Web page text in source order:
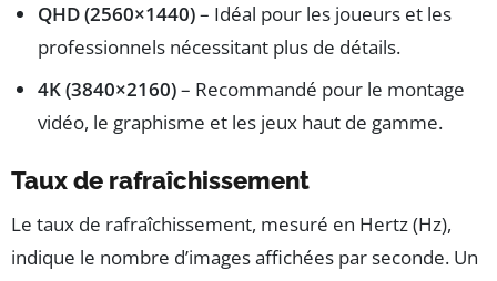
QHD (2560×1440)– Idéal pour les joueurs et les
professionnels nécessitant plus de détails.
4K (3840×2160)– Recommandé pour le montage
vidéo, le graphisme et les jeux haut de gamme.
Taux de rafraîchissement
Le taux de rafraîchissement, mesuré en Hertz (Hz),
indique le nombre d’images affichées par seconde. Un